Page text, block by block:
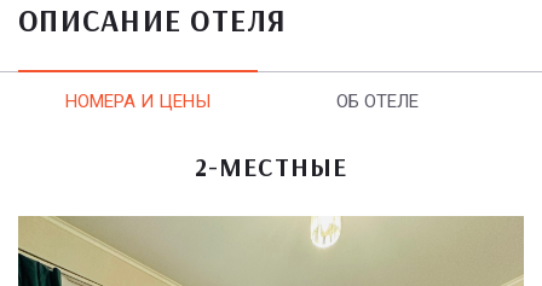
ОПИСАНИЕ ОТЕЛЯ
НОМЕРА И ЦЕНЫ ОБ ОТЕЛЕ
2-МЕСТНЫЕ